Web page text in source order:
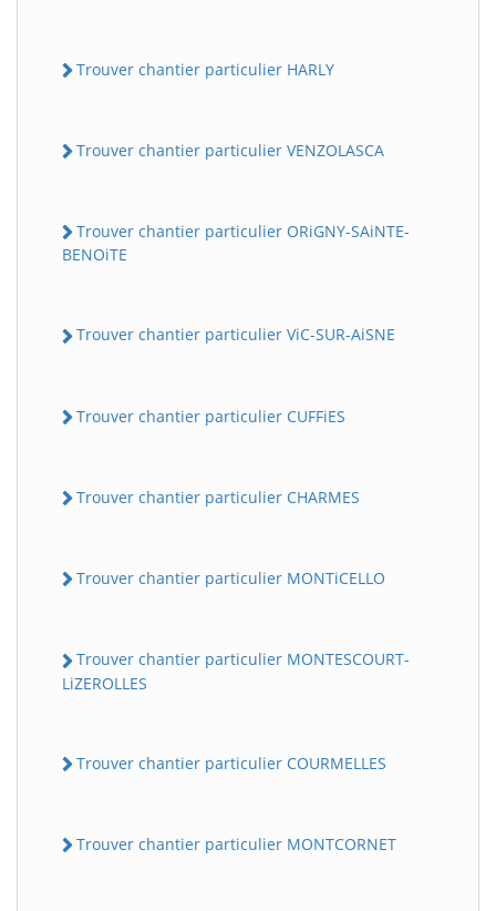
Trouver chantier particulier HARLY
Trouver chantier particulier VENZOLASCA
Trouver chantier particulier ORiGNY-SAiNTE-
BENOiTE
Trouver chantier particulier ViC-SUR-AiSNE
Trouver chantier particulier CUFFiES
Trouver chantier particulier CHARMES
Trouver chantier particulier MONTiCELLO
Trouver chantier particulier MONTESCOURT-
LiZEROLLES
Trouver chantier particulier COURMELLES
Trouver chantier particulier MONTCORNET